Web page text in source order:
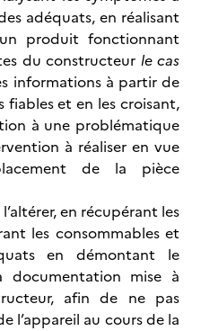
adéquats, en réalisant
produit fonctionnant
du constructeur le cas
informations à partir de
fiables et en les croisant,
à une problématique
à réaliser en vue
de la pièce
en récupérant les
les consommables et
en démontant le
mise à
afin de ne pas
l’appareil au cours de la